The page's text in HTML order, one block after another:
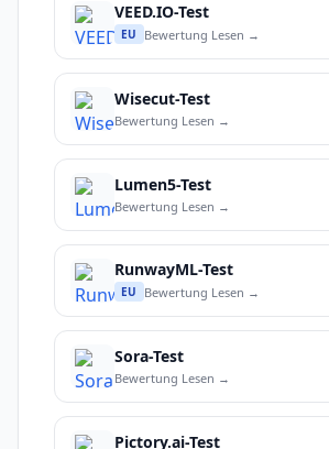
VEED.IO-Test
EU Bewertung Lesen →
Wisecut-Test
Bewertung Lesen →
Lumen5-Test
Bewertung Lesen →
RunwayML-Test
EU Bewertung Lesen →
Sora-Test
Bewertung Lesen →
Pictory.ai-Test